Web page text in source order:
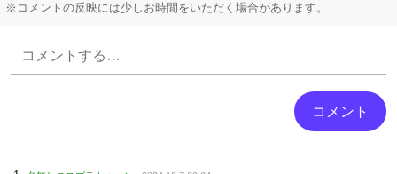
※コメントの反映には少しお時間をいただく場合があります。